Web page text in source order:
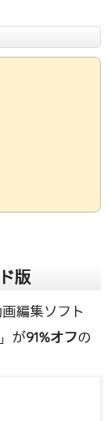
版
編集ソフト
が91%オフの